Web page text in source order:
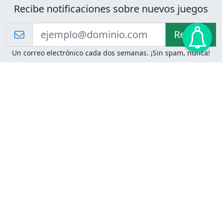
Recibe notificaciones sobre nuevos juegos
Recibir!
Un correo electrónico cada dos semanas. ¡Sin spam, nunca!